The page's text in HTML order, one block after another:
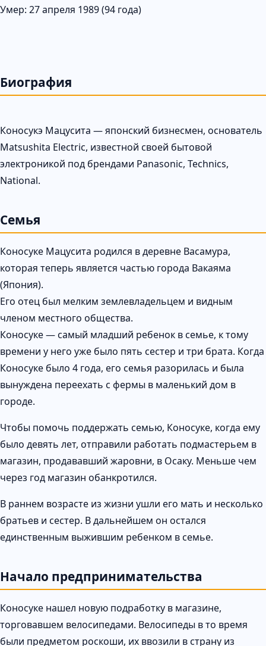
Умер: 27 апреля 1989 (94 года)
Биография
Коносукэ Мацусита — японский бизнесмен, основатель
Matsushita Electric, известной своей бытовой
электроникой под брендами Panasonic, Technics,
National.
Семья
Коносуке Мацусита родился в деревне Васамура,
которая теперь является частью города Вакаяма
(Япония).
Его отец был мелким землевладельцем и видным
членом местного общества.
Коносуке — самый младший ребенок в семье, к тому
времени у него уже было пять сестер и три брата. Когда
Коносуке было 4 года, его семья разорилась и была
вынуждена переехать с фермы в маленький дом в
городе.
Чтобы помочь поддержать семью, Коносуке, когда ему
было девять лет, отправили работать подмастерьем в
магазин, продававший жаровни, в Осаку. Меньше чем
через год магазин обанкротился.
В раннем возрасте из жизни ушли его мать и несколько
братьев и сестер. В дальнейшем он остался
единственным выжившим ребенком в семье.
Начало предпринимательства
Коносуке нашел новую подработку в магазине,
торговавшем велосипедами. Велосипеды в то время
были предметом роскоши, их ввозили в страну из